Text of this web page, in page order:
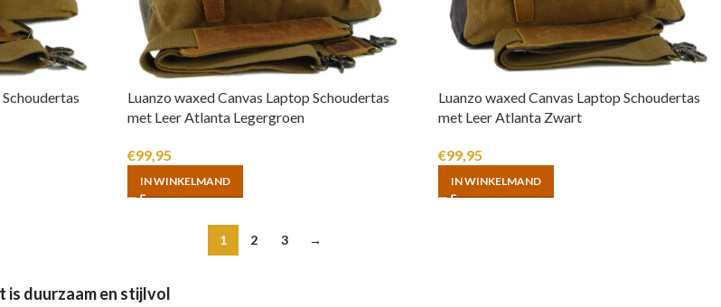
Luanzo waxed Canvas Laptop Schoudertas
met Leer Atlanta Legergroen
€99,95
IN WINKELMAND
Luanzo waxed Canvas Laptop Schoudertas
met Leer Atlanta Zwart
€99,95
IN WINKELMAND
1 2 3 →
duurzaam en stijlvol